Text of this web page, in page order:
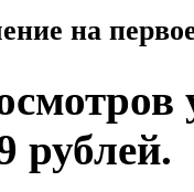
на
рублей.